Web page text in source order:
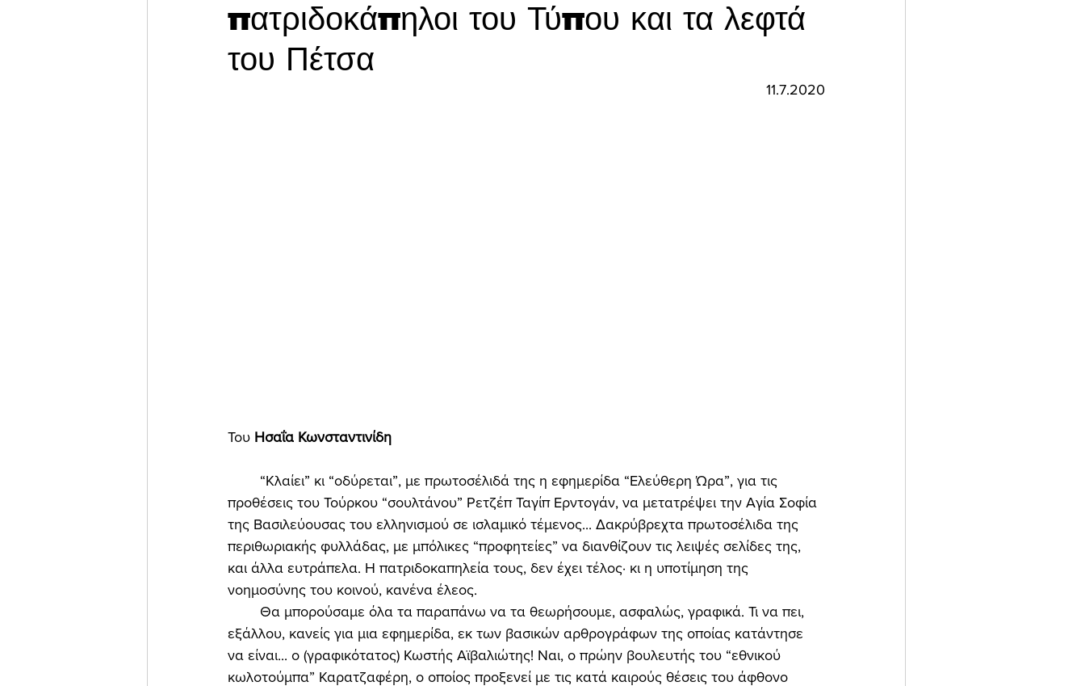
πατριδοκάπηλοι του Τύπου και τα λεφτά
του Πέτσα
11.7.2020
Του Ησαΐα Κωνσταντινίδη
προθέσεις του Τούρκου “σουλτάνου” Ρετζέπ Ταγίπ Ερντογάν, να μετατρέψει την Αγία Σοφία
της Βασιλεύουσας του ελληνισμού σε ισλαμικό τέμενος... Δακρύβρεχτα πρωτοσέλιδα της
περιθωριακής φυλλάδας, με μπόλικες “προφητείες” να διανθίζουν τις λειψές σελίδες της,
και άλλα ευτράπελα. Η πατριδοκαπηλεία τους, δεν έχει τέλος· κι η υποτίμηση της
νοημοσύνης του κοινού, κανένα έλεος.
εξάλλου, κανείς για μια εφημερίδα, εκ των βασικών αρθρογράφων της οποίας κατάντησε
να είναι... ο (γραφικότατος) Κωστής Αϊβαλιώτης! Ναι, ο πρώην βουλευτής του “εθνικού
κωλοτούμπα” Καρατζαφέρη, ο οποίος προξενεί με τις κατά καιρούς θέσεις του άφθονο